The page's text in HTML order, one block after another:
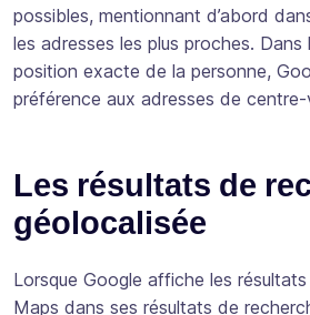
possibles, mentionnant d’abord
les adresses les plus proches. Dans
position exacte de la personne,
préférence aux adresses de centre-
Les résultats de
géolocalisée
Lorsque Google affiche les
Maps dans ses résultats de